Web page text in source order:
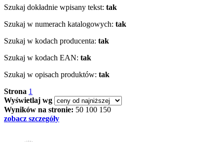
Szukaj dokładnie wpisany tekst: tak
Szukaj w numerach katalogowych: tak
Szukaj w kodach producenta: tak
Szukaj w kodach EAN: tak
Szukaj w opisach produktów: tak
Strona 1
Wyświetlaj wg
Wyników na stronie: 50 100 150
zobacz szczegóły